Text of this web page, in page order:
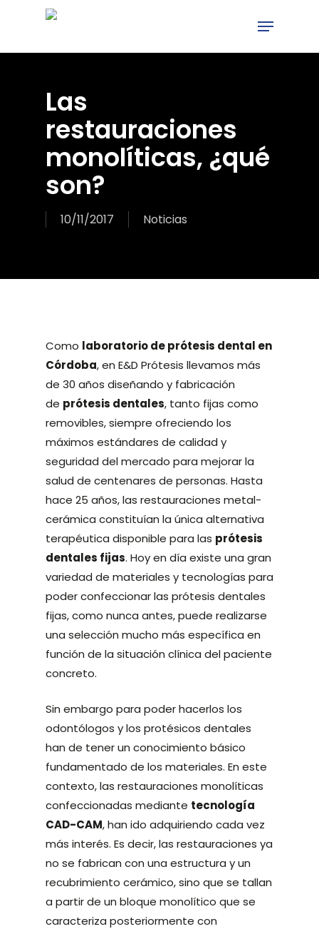
Menu
Las
restauraciones
monolíticas, ¿qué
son?
10/11/2017 Noticias
Como laboratorio de prótesis dental en
Córdoba, en E&D Prótesis llevamos más
de 30 años diseñando y fabricación
de prótesis dentales, tanto fijas como
removibles, siempre ofreciendo los
máximos estándares de calidad y
seguridad del mercado para mejorar la
salud de centenares de personas. Hasta
hace 25 años, las restauraciones metal-
cerámica constituían la única alternativa
terapéutica disponible para las prótesis
dentales fijas. Hoy en día existe una gran
variedad de materiales y tecnologías para
poder confeccionar las prótesis dentales
fijas, como nunca antes, puede realizarse
una selección mucho más específica en
función de la situación clínica del paciente
concreto.
Sin embargo para poder hacerlos los
odontólogos y los protésicos dentales
han de tener un conocimiento básico
fundamentado de los materiales. En este
contexto, las restauraciones monolíticas
confeccionadas mediante tecnología
CAD-CAM, han ido adquiriendo cada vez
más interés. Es decir, las restauraciones ya
no se fabrican con una estructura y un
recubrimiento cerámico, sino que se tallan
a partir de un bloque monolítico que se
caracteriza posteriormente con